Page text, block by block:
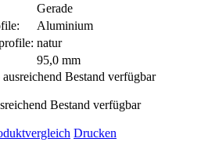
Gerade
Aluminium
natur
95,0 mm
Bestand verfügbar
Bestand verfügbar
Drucken